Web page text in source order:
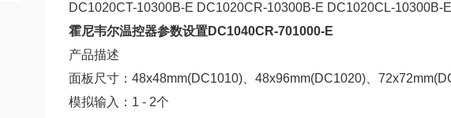
DC1020CT-10300B-E DC1020CR-10300B-E DC1020CL-10300B-E
霍尼韦尔温控器参数设置DC1040CR-701000-E
产品描述
面板尺寸：48x48mm(DC1010)、48x96mm(DC1020)、72x7
模拟输入：1 - 2个